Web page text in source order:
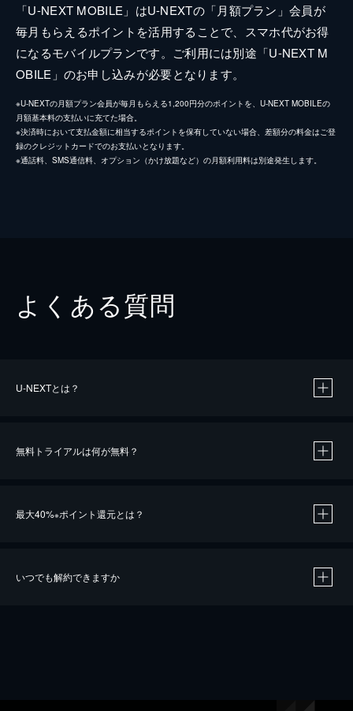
「U-NEXT MOBILE」はU-NEXTの「月額プラン」会員が
毎月もらえるポイントを活用することで、スマホ代がお得
になるモバイルプランです。ご利用には別途「U-NEXT M
OBILE」のお申し込みが必要となります。
※U-NEXTの月額プラン会員が毎月もらえる1,200円分のポイントを、U-NEXT MOBILEの
月額基本料の支払いに充てた場合。
※決済時において支払金額に相当するポイントを保有していない場合、差額分の料金はご登
録のクレジットカードでのお支払いとなります。
※通話料、SMS通信料、オプション（かけ放題など）の月額利用料は別途発生します。
よくある質問
U-NEXTとは？
無料トライアルは何が無料？
最大40%※ポイント還元とは？
いつでも解約できますか